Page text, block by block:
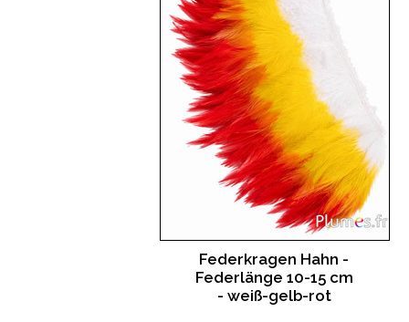
Federkragen Hahn -
Federlänge 10-15 cm
- weiß-gelb-rot